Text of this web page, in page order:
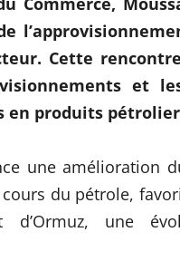
Cette
et
en produits
une amélioration
du pétrole,
une